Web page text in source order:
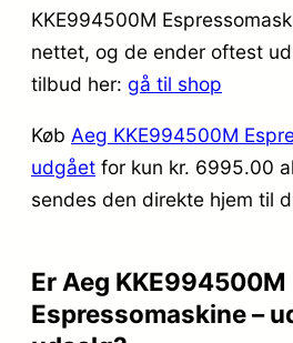
KKE994500M
nettet, og de ender oftest
tilbud her: gå til shop
Køb Aeg KKE994500M
udgået for kun kr. 6995.00
sendes den direkte hjem til
Er Aeg KKE994500M
Espressomaskine –